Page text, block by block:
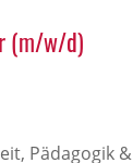
(m/w/d)
Pädagogik &